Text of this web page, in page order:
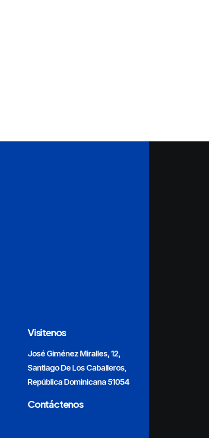
Visitenos
José Giménez Miralles, 12,
Santiago De Los Caballeros,
República Dominicana 51054
Contáctenos